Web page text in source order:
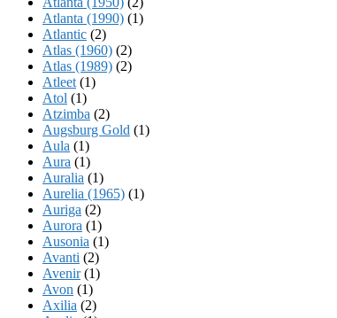
Atlanta (1990) (1)
Atlantic (2)
Atlas (1960) (2)
Atlas (1989) (2)
Atleet (1)
Atol (1)
Atzimba (2)
Augsburg Gold (1)
Aula (1)
Aura (1)
Auralia (1)
Aurelia (1965) (1)
Auriga (2)
Aurora (1)
Ausonia (1)
Avanti (2)
Avenir(1)
Avon (1)
Axilia (2)